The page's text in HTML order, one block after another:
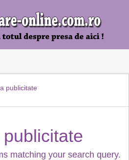
publicitate
matching your search query.